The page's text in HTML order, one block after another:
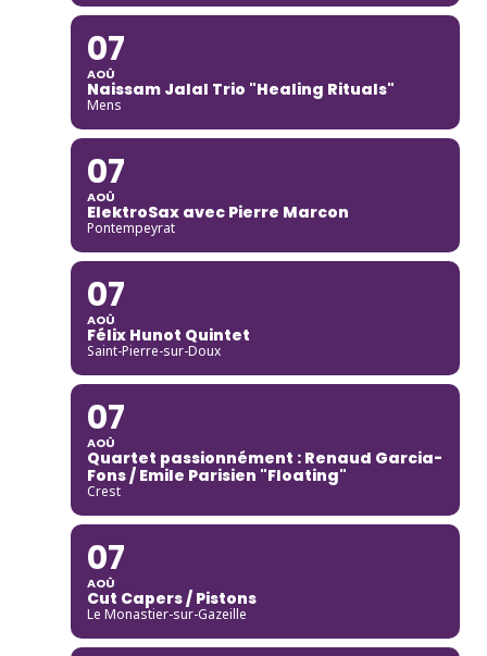
07
AOÛ
Naissam Jalal Trio "Healing Rituals"
Mens
07
AOÛ
ElektroSax avec Pierre Marcon
Pontempeyrat
07
AOÛ
Félix Hunot Quintet
Saint-Pierre-sur-Doux
07
AOÛ
Quartet passionnément : Renaud Garcia-
Fons / Emile Parisien "Floating"
Crest
07
AOÛ
Cut Capers / Pistons
Le Monastier-sur-Gazeille